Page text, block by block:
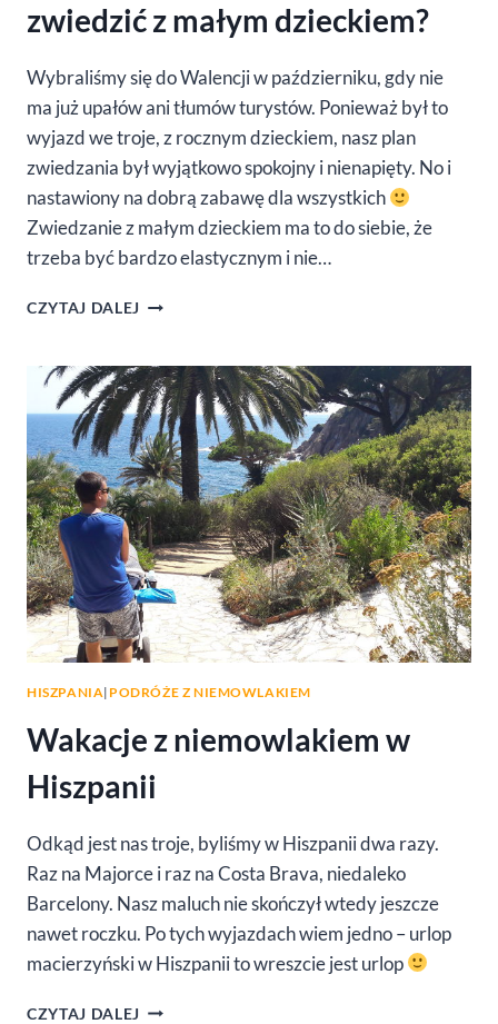
zwiedzić z małym dzieckiem?
Wybraliśmy się do Walencji w październiku, gdy nie
ma już upałów ani tłumów turystów. Ponieważ był to
wyjazd we troje, z rocznym dzieckiem, nasz plan
zwiedzania był wyjątkowo spokojny i nienapięty. No i
nastawiony na dobrą zabawę dla wszystkich
Zwiedzanie z małym dzieckiem ma to do siebie, że
trzeba być bardzo elastycznym i nie…
CZYTAJ DALEJ WALENCJA
–
CO
MOŻNA
ZWIEDZIĆ
Z
MAŁYM
DZIECKIEM?
HISZPANIA| PODRÓŻE Z NIEMOWLAKIEM
Wakacje z niemowlakiem w
Hiszpanii
Odkąd jest nas troje, byliśmy w Hiszpanii dwa razy.
Raz na Majorce i raz na Costa Brava, niedaleko
Barcelony. Nasz maluch nie skończył wtedy jeszcze
nawet roczku. Po tych wyjazdach wiem jedno – urlop
macierzyński w Hiszpanii to wreszcie jest urlop
CZYTAJ DALEJ WAKACJE